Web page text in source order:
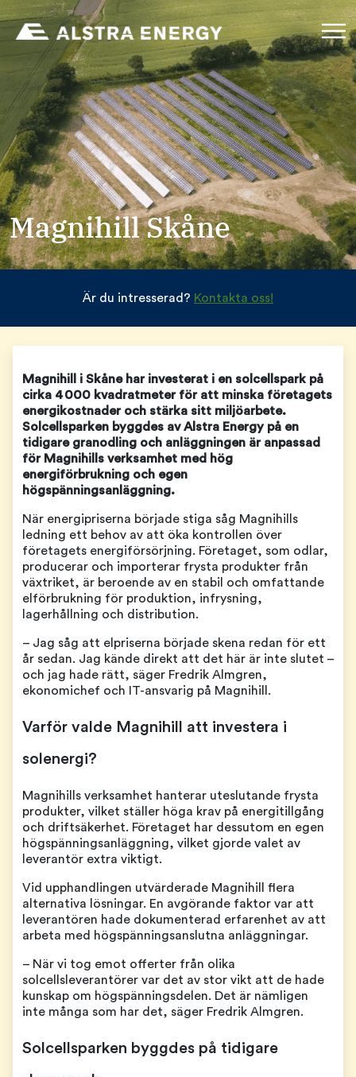
Magnihill Skåne
Är du intresserad? Kontakta oss!
Magnihill i Skåne har investerat i en solcellspark på
cirka 4 000 kvadratmeter för att minska företagets
energikostnader och stärka sitt miljöarbete.
Solcellsparken byggdes av Alstra Energy på en
tidigare granodling och anläggningen är anpassad
för Magnihills verksamhet med hög
energiförbrukning och egen
högspänningsanläggning.
När energipriserna började stiga såg Magnihills
ledning ett behov av att öka kontrollen över
företagets energiförsörjning. Företaget, som odlar,
producerar och importerar frysta produkter från
växtriket, är beroende av en stabil och omfattande
elförbrukning för produktion, infrysning,
lagerhållning och distribution.
– Jag såg att elpriserna började skena redan för ett
år sedan. Jag kände direkt att det här är inte slutet –
och jag hade rätt, säger Fredrik Almgren,
ekonomichef och IT-ansvarig på Magnihill.
Varför valde Magnihill att investera i
solenergi?
Magnihills verksamhet hanterar uteslutande frysta
produkter, vilket ställer höga krav på energitillgång
och driftsäkerhet. Företaget har dessutom en egen
högspänningsanläggning, vilket gjorde valet av
leverantör extra viktigt.
Vid upphandlingen utvärderade Magnihill flera
alternativa lösningar. En avgörande faktor var att
leverantören hade dokumenterad erfarenhet av att
arbeta med högspänningsanslutna anläggningar.
– När vi tog emot offerter från olika
solcellsleverantörer var det av stor vikt att de hade
kunskap om högspänningsdelen. Det är nämligen
inte många som har det, säger Fredrik Almgren.
Solcellsparken byggdes på tidigare